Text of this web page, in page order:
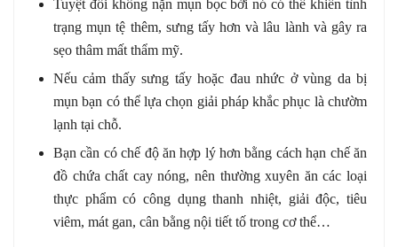
Tuyệt đối không nặn mụn bọc bởi nó có thể khiến tình
trạng mụn tệ thêm, sưng tấy hơn và lâu lành và gây ra
sẹo thâm mất thẩm mỹ.
Nếu cảm thấy sưng tấy hoặc đau nhức ở vùng da bị
mụn bạn có thể lựa chọn giải pháp khắc phục là chườm
lạnh tại chỗ.
Bạn cần có chế độ ăn hợp lý hơn bằng cách hạn chế ăn
đồ chứa chất cay nóng, nên thường xuyên ăn các loại
thực phẩm có công dụng thanh nhiệt, giải độc, tiêu
viêm, mát gan, cân bằng nội tiết tố trong cơ thể…